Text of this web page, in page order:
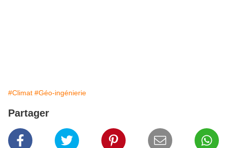
#Climat #Géo-ingénierie
Partager